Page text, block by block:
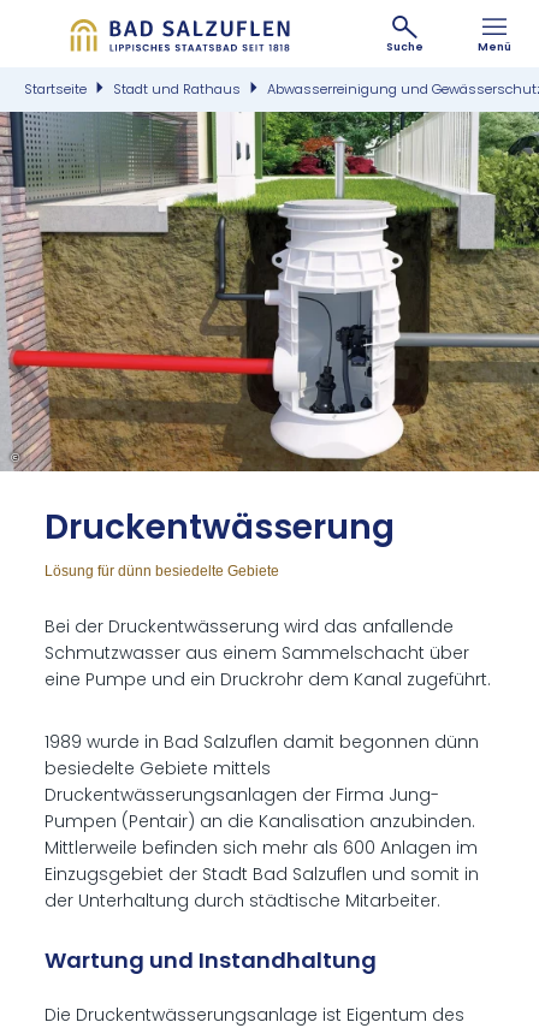
Suche Menü
Startseite Stadt und Rathaus Abwasserreinigung und
©
Druck­ent­wäs­se­rung
Lösung für dünn besiedelte Gebiete
Bei der Druckentwässerung wird das anfallende
Schmutzwasser aus einem Sammelschacht über
eine Pumpe und ein Druckrohr dem Kanal zugeführt.
1989 wurde in Bad Salzuflen damit begonnen dünn
besiedelte Gebiete mittels
Druckentwässerungsanlagen der Firma Jung-
Pumpen (Pentair) an die Kanalisation anzubinden.
Mittlerweile befinden sich mehr als 600 Anlagen im
Einzugsgebiet der Stadt Bad Salzuflen und somit in
der Unterhaltung durch städtische Mitarbeiter.
Wartung und Instandhaltung
Die Druckentwässerungsanlage ist Eigentum des